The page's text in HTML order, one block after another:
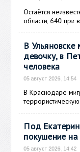
Остаётся
области, 640 при
В Ульяновске
девочку, в
человека
05 август 2026, 14:54
В Краснодаре
Под
покушение на
05 август 2026, 14:42